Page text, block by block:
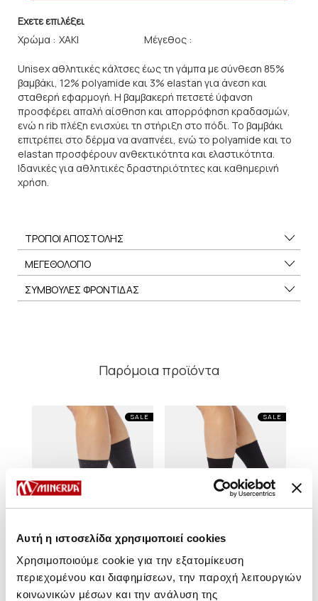
Αυτή η ιστοσελίδα χρησιμοποιεί cookies
Χρησιμοποιούμε cookie για την εξατομίκευση
περιεχομένου και διαφημίσεων, την παροχή λειτουργιών
κοινωνικών μέσων και την ανάλυση της
Εχετε επιλέξει
Χρώμα :
Μέγεθος :
Unisex αθλητικές κάλτσες έως τη γάμπα με σύνθεση 85%
βαμβάκι, 12% polyamide και 3% elastan για άνεση και
σταθερή εφαρμογή. Η βαμβακερή πετσετέ ύφανση
προσφέρει απαλή αίσθηση και απορρόφηση κραδασμών,
ενώ η rib πλέξη ενισχύει τη στήριξη στο πόδι. Το βαμβάκι
επιτρέπει στο δέρμα να αναπνέει, ενώ το polyamide και το
elastan προσφέρουν ανθεκτικότητα και ελαστικότητα.
Ιδανικές για αθλητικές δραστηριότητες και καθημερινή
χρήση.
ΤΡΟΠΟΙ ΑΠΟΣΤΟΛΗΣ
ΜΕΓΕΘΟΛΟΓΙΟ
ΣΥΜΒΟΥΛΕΣ ΦΡΟΝΤΙΔΑΣ
Παρόμοια προϊόντα
SALE SALE